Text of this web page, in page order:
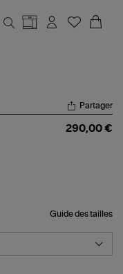
Partager
290,00 €
Guide des tailles